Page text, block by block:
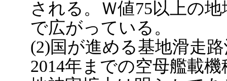
される。Ｗ値75以上の
で広がっている。
(2)国が進める基地滑走
2014年までの空母艦載